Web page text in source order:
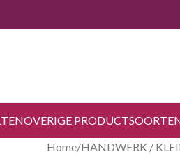
OVERIGE
Home HANDWERK /